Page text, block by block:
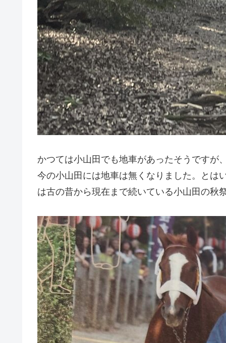
かつては小山田でも地車があったそうですが
今の小山田には地車は無くなりました。とは
は古の昔から現在まで続いている小山田の秋